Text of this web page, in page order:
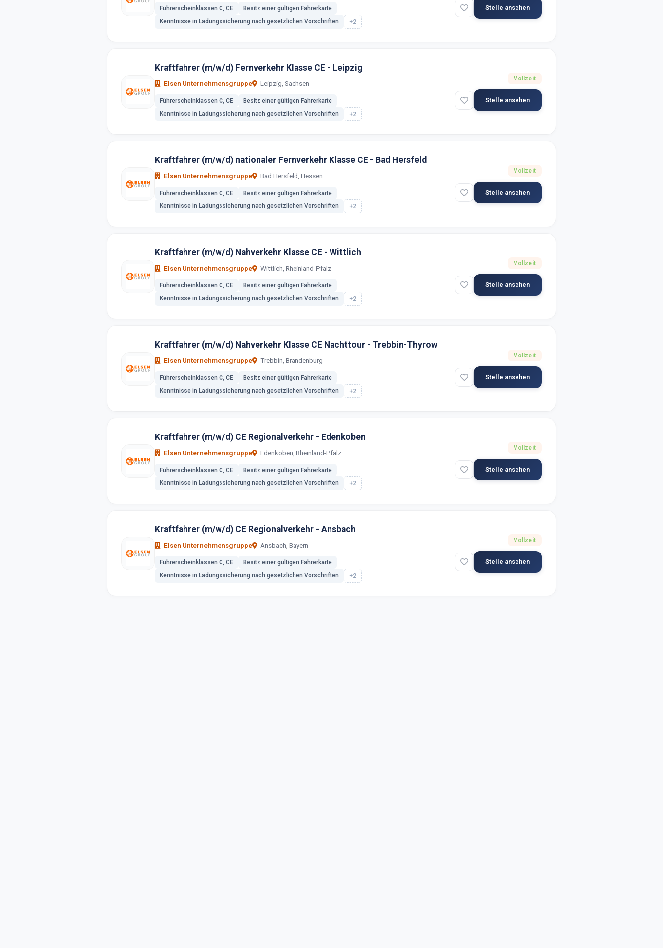
Führerscheinklassen C, CE
Besitz einer gültigen Fahrerkarte
Kenntnisse in Ladungssicherung nach gesetzlichen Vorschriften
+2
Stelle ansehen
Kraftfahrer (m/w/d) Fernverkehr Klasse CE - Leipzig
Elsen Unternehmensgruppe Leipzig, Sachsen
Führerscheinklassen C, CE
Besitz einer gültigen Fahrerkarte
Kenntnisse in Ladungssicherung nach gesetzlichen Vorschriften
+2
Vollzeit
Stelle ansehen
Kraftfahrer (m/w/d) nationaler Fernverkehr Klasse CE - Bad Hersfeld
Elsen Unternehmensgruppe Bad Hersfeld, Hessen
Führerscheinklassen C, CE
Besitz einer gültigen Fahrerkarte
Kenntnisse in Ladungssicherung nach gesetzlichen Vorschriften
+2
Vollzeit
Stelle ansehen
Kraftfahrer (m/w/d) Nahverkehr Klasse CE - Wittlich
Elsen Unternehmensgruppe Wittlich, Rheinland-Pfalz
Führerscheinklassen C, CE
Besitz einer gültigen Fahrerkarte
Kenntnisse in Ladungssicherung nach gesetzlichen Vorschriften
+2
Vollzeit
Stelle ansehen
Kraftfahrer (m/w/d) Nahverkehr Klasse CE Nachttour - Trebbin-Thyrow
Elsen Unternehmensgruppe Trebbin, Brandenburg
Führerscheinklassen C, CE
Besitz einer gültigen Fahrerkarte
Kenntnisse in Ladungssicherung nach gesetzlichen Vorschriften
+2
Vollzeit
Stelle ansehen
Kraftfahrer (m/w/d) CE Regionalverkehr - Edenkoben
Elsen Unternehmensgruppe Edenkoben, Rheinland-Pfalz
Führerscheinklassen C, CE
Besitz einer gültigen Fahrerkarte
Kenntnisse in Ladungssicherung nach gesetzlichen Vorschriften
+2
Vollzeit
Stelle ansehen
Kraftfahrer (m/w/d) CE Regionalverkehr - Ansbach
Elsen Unternehmensgruppe Ansbach, Bayern
Führerscheinklassen C, CE
Besitz einer gültigen Fahrerkarte
Kenntnisse in Ladungssicherung nach gesetzlichen Vorschriften
+2
Vollzeit
Stelle ansehen